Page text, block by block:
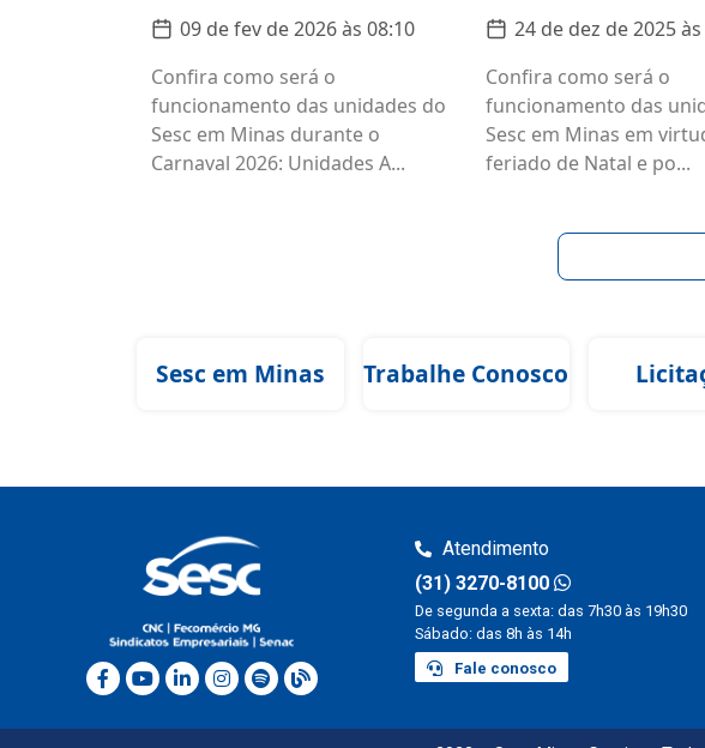
09 de fev de 2026 às 08:10
Confira como será o
funcionamento das unidades do
Sesc em Minas durante o
Carnaval 2026: Unidades A...
24 de dez de 2025
Confira como será o
funcionamento das
Sesc em Minas em
feriado de Natal e po...
Sesc em Minas Trabalhe Conosco
Atendimento
(31) 3270-8100
De segunda a sexta: das 7h30 às 19h30
Sábado: das 8h às 14h
Fale conosco